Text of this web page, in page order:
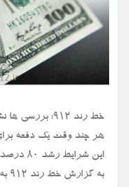
خط رند ۹۱۲:
هر چند وقت یک دفعه
این شرایط رشد ۸۰ درصدی قیمت مسکن را رقم زده است.